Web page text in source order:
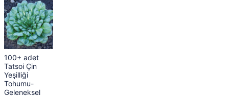
100+ adet
Tatsoi Çin
Yeşilliği
Tohumu-
Geleneksel